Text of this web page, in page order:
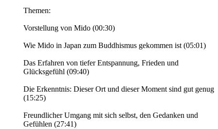
Themen:
Vorstellung von Mido (00:30)
Wie Mido in Japan zum Buddhismus gekommen ist (05:01)
Das Erfahren von tiefer Entspannung, Frieden und
Glücksgefühl (09:40)
Die Erkenntnis: Dieser Ort und dieser Moment sind gut genug
(15:25)
Freundlicher Umgang mit sich selbst, den Gedanken und
Gefühlen (27:41)